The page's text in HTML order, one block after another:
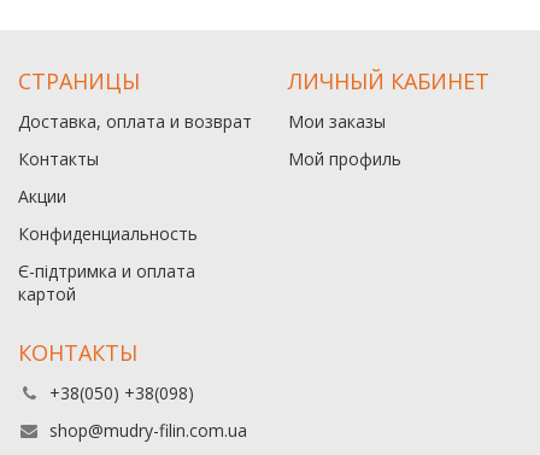
СТРАНИЦЫ
Доставка, оплата и возврат
Контакты
Акции
Конфиденциальность
Є-підтримка и оплата
картой
ЛИЧНЫЙ КАБИНЕТ
Мои заказы
Мой профиль
КОНТАКТЫ
+38(050) +38(098)
shop@mudry-filin.com.ua